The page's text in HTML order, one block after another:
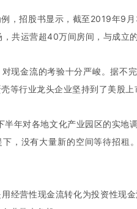
，招股书显示，截至2019年9
，共运营超40万间房间，与成
现金流的考验十分严峻。据不
等行业龙头企业坚持到了美股
半年对各地文化产业园区的实地
，没有大量新的空间等待招租
经营性现金流转化为投资性现